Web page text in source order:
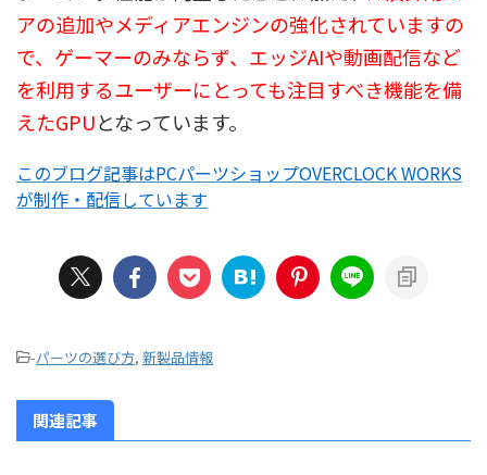
アの追加やメディアエンジンの強化されていますの
で、ゲーマーのみならず、エッジAIや動画配信など
を利用するユーザーにとっても注目すべき機能を備
えたGPUとなっています。
このブログ記事はPCパーツショップOVERCLOCK WORKS
が制作・配信しています
-パーツの選び方, 新製品情報
関連記事